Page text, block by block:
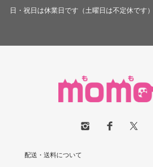
日・祝日は休業日です（土曜日は不定休です）
配送・送料について